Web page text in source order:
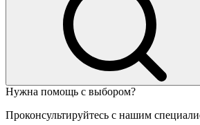
Нужна помощь с выбором?
Проконсультируйтесь с нашим